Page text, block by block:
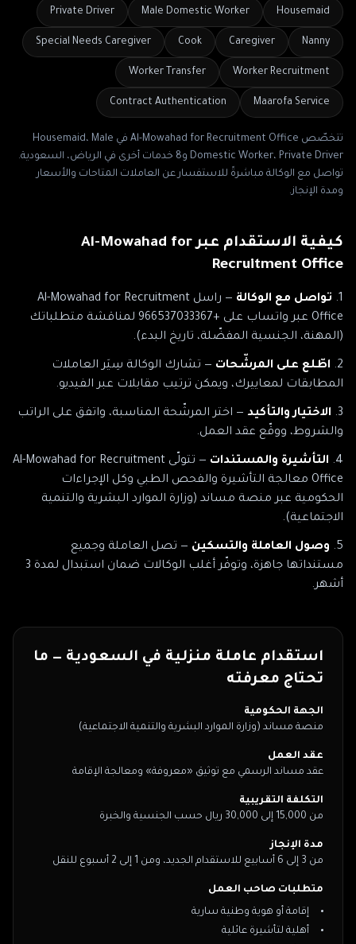
Housemaid
Male Domestic Worker
Private Driver
Nanny
Caregiver
Cook
Special Needs Caregiver
Worker Recruitment
Worker Transfer
Maarofa Service
Contract Authentication
تتخصّص Al-Mowahad for Recruitment Office في Housemaid، Male
Domestic Worker، Private Driver و8 خدمات أخرى في الرياض، السعودية.
تواصل مع الوكالة مباشرةً للاستفسار عن العاملات المتاحات والأسعار
ومدة الإنجاز.
كيفية الاستقدام عبرAl-Mowahad for
Recruitment Office
تواصل مع الوكالة — راسل Al-Mowahad for Recruitment
Office عبر واتساب على +966537033367
لمناقشة متطلباتك
(المهنة، الجنسية المفضّلة، تاريخ البدء).
اطّلع على المرشّحات — تشارك الوكالة سِيَر العاملات
المطابقات لمعاييرك، ويمكن ترتيب مقابلات عبر الفيديو.
الاختيار والتأكيد — اختر المرشّحة المناسبة، واتفق على الراتب
والشروط، ووقّع عقد العمل.
التأشيرة والمستندات — تتولّى Al-Mowahad for Recruitment
Office معالجة التأشيرة والفحص الطبي وكل الإجراءات
الحكومية عبر منصة مساند (وزارة الموارد البشرية والتنمية
الاجتماعية).
وصول العاملة والتسكين — تصل العاملة وجميع
مستنداتها جاهزة، وتوفّر أغلب الوكالات ضمان استبدال لمدة 3
أشهر.
استقدام عاملة منزلية في السعودية — ما
تحتاج معرفته
الجهة الحكومية
منصة مساند (وزارة الموارد البشرية والتنمية الاجتماعية)
عقد العمل
عقد مساند الرسمي مع توثيق «معروفة» ومعالجة الإقامة
التكلفة التقريبية
من 15,000 إلى 30,000 ريال حسب الجنسية والخبرة
مدة الإنجاز
من 3 إلى 6 أسابيع للاستقدام الجديد، ومن 1 إلى 2 أسبوع للنقل
متطلبات صاحب العمل
إقامة أو هوية وطنية سارية
أهلية لتأشيرة عائلية